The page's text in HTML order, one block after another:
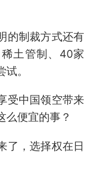
的制裁方式还有
土管制、40家
。
受中国领空带来
么便宜的事？
了，选择权在日